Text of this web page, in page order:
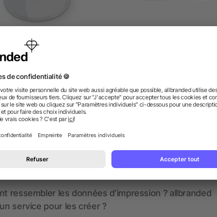
Miroir
des questions ? Nous avons les
ressembler les données d’impression ? allbranded
service pour les créer ?